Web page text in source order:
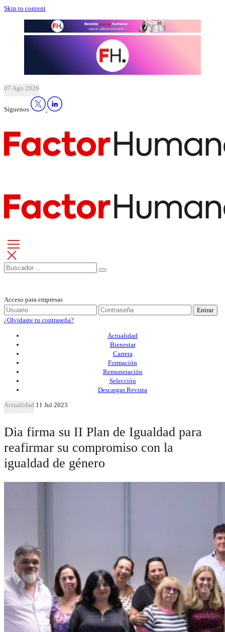
Skip to content
07 Ago 2026
Síguenos
Acceso para empresas
Entrar
¿Olvidaste tu contraseña?
Actualidad
Bienestar
Carrera
Formación
Remuneración
Selección
Descargas Revista
Actualidad 11 Jul 2023
Dia firma su II Plan de Igualdad para
reafirmar su compromiso con la
igualdad de género